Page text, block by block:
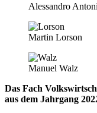
Alessandro
Martin Lorson
Manuel Walz
Das Fach
aus dem Jahrgang